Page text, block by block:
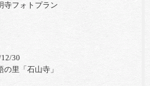
寺フォトプラン
30
の里「石山寺」